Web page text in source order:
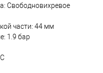
Свободновихревое
части: 44 мм
1.9 бар